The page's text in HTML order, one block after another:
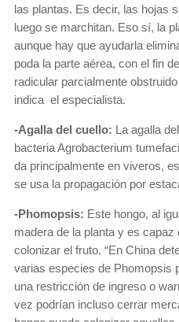
las plantas. Es decir, las hojas
luego se marchitan. Eso sí, la
aunque hay que ayudarla
poda la parte aérea, con el fin
radicular parcialmente
indica el especialista.
-Agalla del cuello: La agalla
bacteria Agrobacterium
da principalmente en viveros,
se usa la propagación por
-Phomopsis: Este hongo, al
madera de la planta y es capaz
colonizar el fruto. “En China
varias especies de Phomopsis
una restricción de ingreso o
vez podrían incluso cerrar